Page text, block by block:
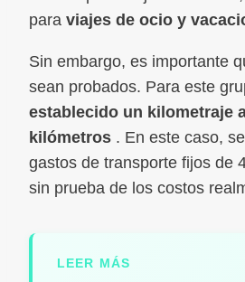
para viajes de ocio y
Sin embargo, es importante
sean probados. Para este
establecido un kilometraje
kilómetros . En este caso,
gastos de transporte fijos de
sin prueba de los costos
LEER MÁS